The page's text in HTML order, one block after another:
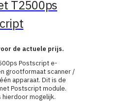
T2500ps
de actuele prijs.
Postscript e-
grootformaat scanner /
apparaat. Dit is de
Postscript module.
hierdoor mogelijk.